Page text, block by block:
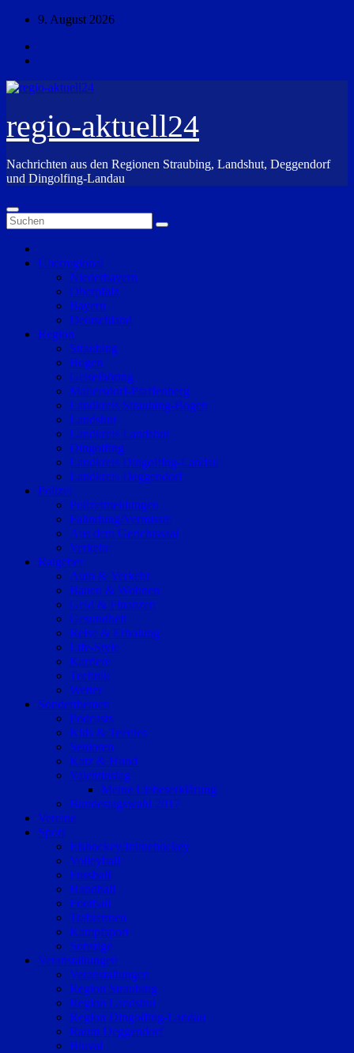
Zum
springen
9. August 2026
regio-aktuell24
Nachrichten aus den Regionen Straubing, Landshut, Deggendorf
und Dingolfing-Landau
Überregional
Niederbayern
Oberpfalz
Bayern
Deutschland
Region
Straubing
Bogen
Geiselhöring
Mallersdorf-Pfaffenberg
Landkreis Straubing-Bogen
Landshut
Landkreis Landshut
Dingolfing
Landkreis Dingolfing-Landau
Landkreis Deggendorf
Polizei
Polizeimeldungen
Fahndung/Vermisste
Aus dem Gerichtssaal
Verkehr
Ratgeber
Auto & Verkehr
Bauen & Wohnen
Geld & Finanzen
Gesundheit
Reise & Erholung
Life-Style
Karriere
Technik
Wetter
Sonderthemen
Podcasts
Kids & Teenies
Senioren
Katz & Hund
Valentinstag
Meine Liebeserklärung
Bundestagswahl 2017
Vereine
Sport
Eishockey/Inlinehockey
Volleyball
Fussball
Handball
Football
Trabrennen
Kampfsport
Sonstige
Veranstaltungen
Veranstaltungen
Region Straubing
Region Landshut
Region Dingolfing-Landau
Raum Deggendorf
Bluval